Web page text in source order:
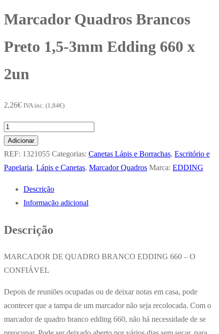
Marcador Quadros Brancos
Preto 1,5-3mm Edding 660 x
2un
2,26€ IVA inc. (1,84€)
Quantidade
de
Marcador
Quadros
Edding
Adicionar
REF: 1321055 Categorias: Canetas Lápis e Borrachas, Escritório e
Papelaria, Lápis e Canetas, Marcador Quadros Marca: EDDING
Descrição
Informação adicional
Descrição
MARCADOR DE QUADRO BRANCO EDDING 660 – O
CONFIÁVEL
Depois de reuniões ocupadas ou de deixar notas em casa, pode
acontecer que a tampa de um marcador não seja recolocada. Com o
marcador de quadro branco edding 660, não há necessidade de se